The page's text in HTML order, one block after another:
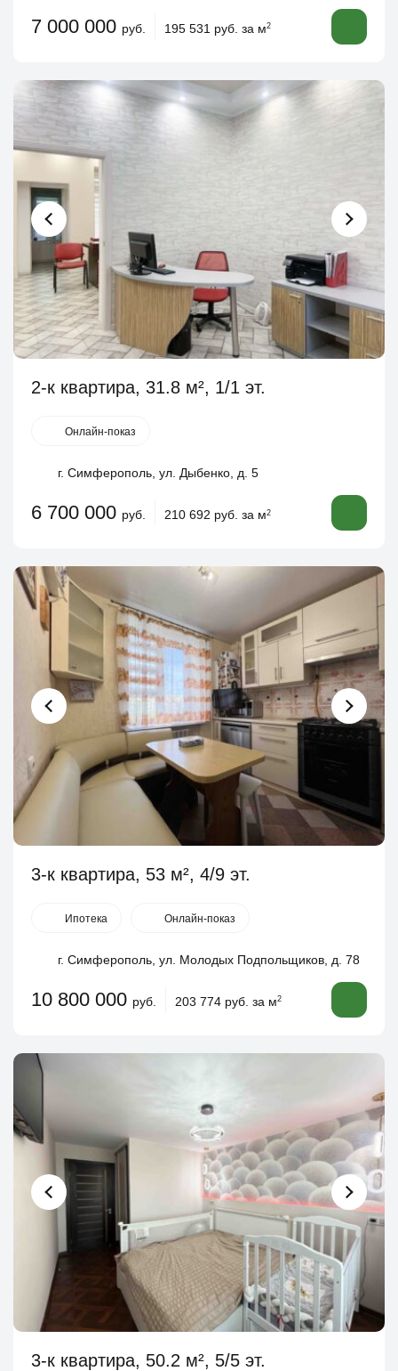
7 000 000 руб. 195 531 руб. за м2
2-к квартира, 31.8 м², 1/1 эт.
Онлайн-показ
г. Симферополь, ул. Дыбенко, д. 5
6 700 000 руб. 210 692 руб. за м2
3-к квартира, 53 м², 4/9 эт.
Ипотека Онлайн-показ
г. Симферополь, ул. Молодых Подпольщиков, д. 78
10 800 000 руб. 203 774 руб. за м2
3-к квартира, 50.2 м², 5/5 эт.